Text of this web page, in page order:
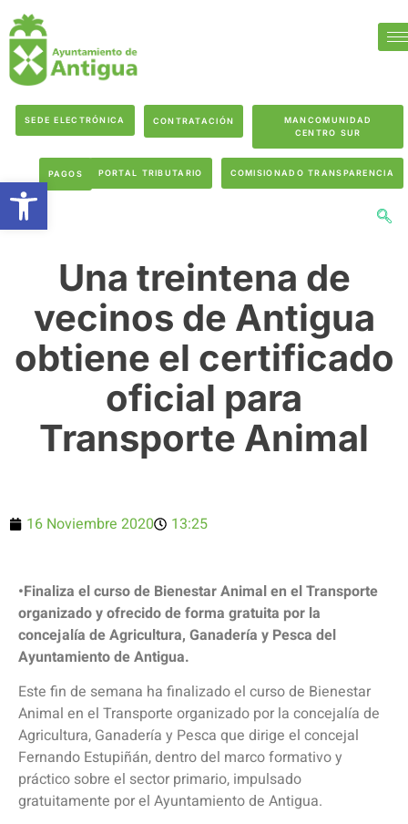
SEDE ELECTRÓNICA CONTRATACIÓN
MANCOMUNIDAD
CENTRO SUR
PAGOS PORTAL TRIBUTARIO COMISIONADO TRANSPARENCIA
Una treintena de
vecinos de Antigua
obtiene el certificado
oficial para
Transporte Animal
16 Noviembre 2020 13:25
•Finaliza el curso de Bienestar Animal en el Transporte
organizado y ofrecido de forma gratuita por la
concejalía de Agricultura, Ganadería y Pesca del
Ayuntamiento de Antigua.
Este fin de semana ha finalizado el curso de Bienestar
Animal en el Transporte organizado por la concejalía de
Agricultura, Ganadería y Pesca que dirige el concejal
Fernando Estupiñán, dentro del marco formativo y
práctico sobre el sector primario, impulsado
gratuitamente por el Ayuntamiento de Antigua.
Abrir barra de herramientas